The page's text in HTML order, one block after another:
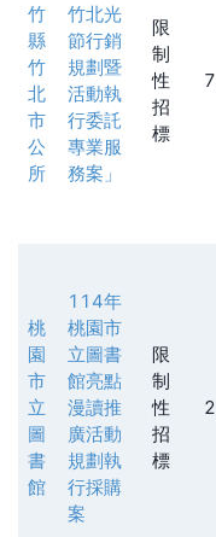
竹
縣
竹
北
市
公
所
竹北光
節行銷
規劃暨
活動執
行委託
專業服
務案」
限
制
性
招
標
桃
園
市
立
圖
書
館
114年
桃園市
立圖書
館亮點
漫讀推
廣活動
規劃執
行採購
案
限
制
性
招
標